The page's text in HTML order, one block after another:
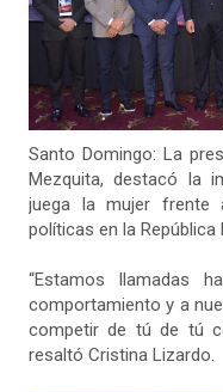
Santo Domingo: La
Mezquita, destacó la
juega la mujer frente
políticas en la República
“Estamos llamadas
comportamiento y a
competir de tú de tú
resaltó Cristina Lizardo.